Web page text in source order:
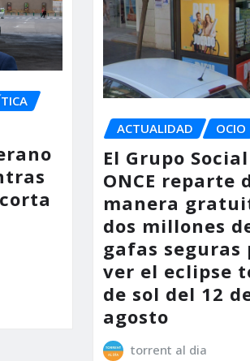
ACTUALIDAD OCIO
El Grupo Social
ONCE reparte
manera
dos millones
gafas seguras
ver el eclipse
de sol del 12
agosto
torrent al dia